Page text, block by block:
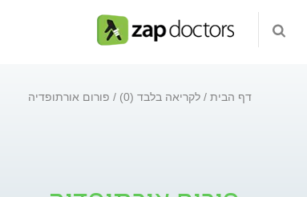
דף הבית לקריאה בלבד (0) פורום אורתופדיה